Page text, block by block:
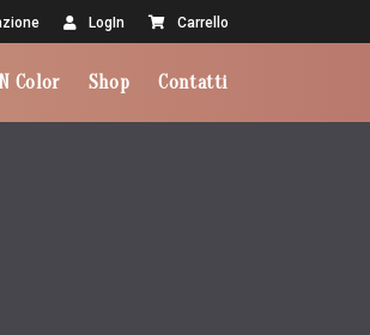
LogIn Carrello
Color Shop Contatti